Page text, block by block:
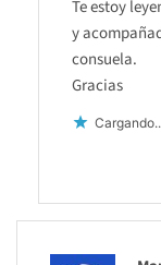
Te estoy
y
consuela.
Gracias